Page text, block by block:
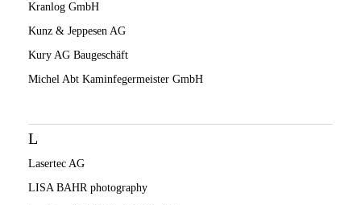
Kranlog GmbH
Kunz & Jeppesen AG
Kury AG Baugeschäft
Michel Abt Kaminfegermeister GmbH
L
Lasertec AG
LISA BAHR photography